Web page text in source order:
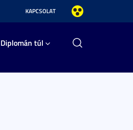
KAPCSOLAT
Diplomán túl